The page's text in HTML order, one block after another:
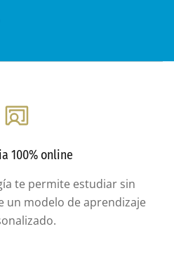
100% online
te permite estudiar sin
un modelo de aprendizaje